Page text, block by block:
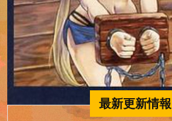
最新更新情報